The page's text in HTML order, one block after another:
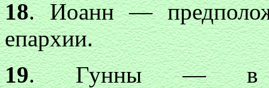
18. Иоанн —
епархии.
19. Гунны — в